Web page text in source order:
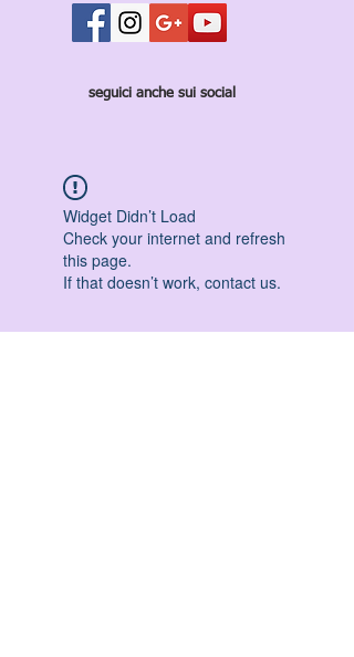
seguici anche sui social
Widget Didn’t Load
Check your internet and refresh
this page.
If that doesn’t work, contact us.